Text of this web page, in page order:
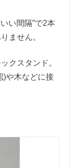
い間隔”で2本
ません。
クスタンド。
)や木などに接